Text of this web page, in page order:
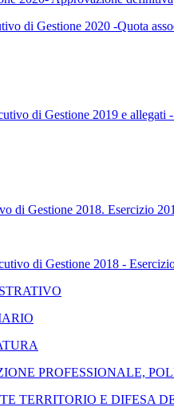
di Gestione 2020 -Quota
di Gestione 2019 e allegati
di Gestione 2018. Esercizio
di Gestione 2018 -
PROFESSIONALE,
TERRITORIO E DIFESA